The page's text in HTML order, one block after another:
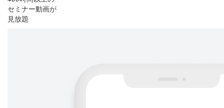
セミナー動画が
見放題